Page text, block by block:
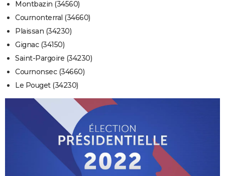
Montbazin (34560)
Cournonterral (34660)
Plaissan (34230)
Gignac (34150)
Saint-Pargoire (34230)
Cournonsec (34660)
Le Pouget (34230)